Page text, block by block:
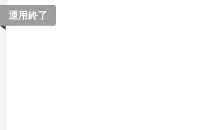
運用終了